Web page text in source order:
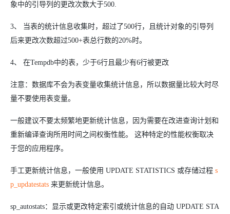
象中的引导列的更改次数大于500.
3、 当表的统计信息收集时，超过了500行，且统计对象的引导列
后来更改次数超过500+表总行数的20%时。
4、 在Tempdb中的表，少于6行且最少有6行被更改
注意：数据库不会为表变量收集统计信息，所以数据量比较大时尽
量不要使用表变量。
一般建议不要太频繁地更新统计信息，因为需要在改进查询计划和
重新编译查询所用时间之间权衡性能。 这种特定的性能权衡取决
于您的应用程序。
手工更新统计信息，一般使用 UPDATE STATISTICS 或存储过程 s
p_updatestats 来更新统计信息。
sp_autostats：显示或更改特定索引或统计信息的自动 UPDATE STA